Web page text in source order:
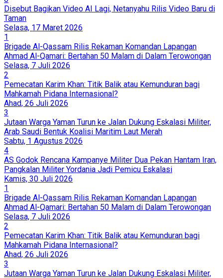
Disebut Bagikan Video AI Lagi, Netanyahu Rilis Video Baru di
Taman
Selasa, 17 Maret 2026
1
Brigade Al-Qassam Rilis Rekaman Komandan Lapangan
Ahmad Al-Qamari: Bertahan 50 Malam di Dalam Terowongan
Selasa, 7 Juli 2026
2
Pemecatan Karim Khan: Titik Balik atau Kemunduran bagi
Mahkamah Pidana Internasional?
Ahad, 26 Juli 2026
3
Jutaan Warga Yaman Turun ke Jalan Dukung Eskalasi Militer,
Arab Saudi Bentuk Koalisi Maritim Laut Merah
Sabtu, 1 Agustus 2026
4
AS Godok Rencana Kampanye Militer Dua Pekan Hantam Iran,
Pangkalan Militer Yordania Jadi Pemicu Eskalasi
Kamis, 30 Juli 2026
1
Brigade Al-Qassam Rilis Rekaman Komandan Lapangan
Ahmad Al-Qamari: Bertahan 50 Malam di Dalam Terowongan
Selasa, 7 Juli 2026
2
Pemecatan Karim Khan: Titik Balik atau Kemunduran bagi
Mahkamah Pidana Internasional?
Ahad, 26 Juli 2026
3
Jutaan Warga Yaman Turun ke Jalan Dukung Eskalasi Militer,